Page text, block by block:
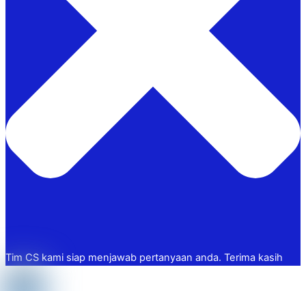
Tim CS kami siap menjawab pertanyaan anda. Terima kasih